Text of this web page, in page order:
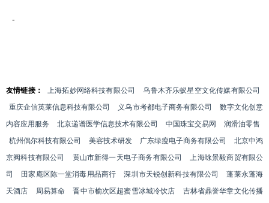
-
友情链接： 上海拓妙网络科技有限公司
乌鲁木齐乐蚁星空文化传媒有限公司
重庆企信英莱信息科技有限公司
义乌市考都电子商务有限公司
数字文化创意
内容应用服务
北京递谱医学信息技术有限公司 中国珠宝交易网
润滑油零售
杭州偶尔科技有限公司
美容技术研发 广东绿瘦电子商务有限公司
北京中鸿
京阀科技有限公司
黄山市新得一天电子商务有限公司
上海咏景毅商贸有限公
司
田家庵区陈一堂消毒用品商行 深圳市天锐创新科技有限公司
蓬莱永蓬海
天酒店
周易算命 晋中市榆次区超蜜雪冰城冷饮店
吉林省鼎誉华章文化传播